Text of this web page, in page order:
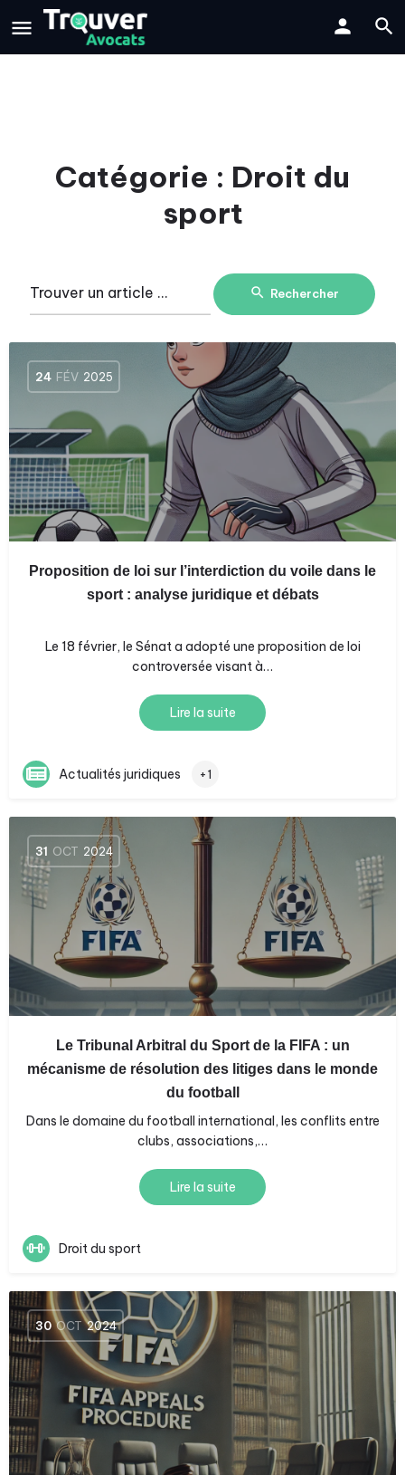
Catégorie : Droit du
sport
Rechercher
24 FÉV 2025
Proposition de loi sur l’interdiction du voile dans le
sport : analyse juridique et débats
Le 18 février, le Sénat a adopté une proposition de loi
controversée visant à…
Lire la suite
Actualités juridiques +1
31 OCT 2024
Le Tribunal Arbitral du Sport de la FIFA : un
mécanisme de résolution des litiges dans le monde
du football
Dans le domaine du football international, les conflits entre
clubs, associations,…
Lire la suite
Droit du sport
30 OCT 2024